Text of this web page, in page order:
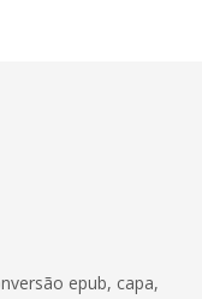
epub, capa,